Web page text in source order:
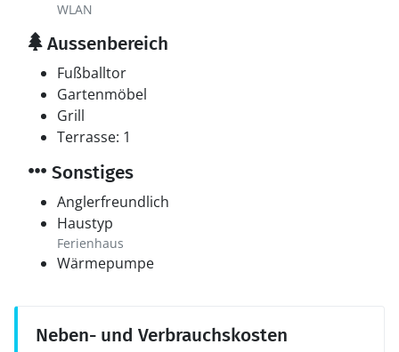
WLAN
Aussenbereich
Fußballtor
Gartenmöbel
Grill
Terrasse: 1
Sonstiges
Anglerfreundlich
Haustyp
Ferienhaus
Wärmepumpe
Neben- und Verbrauchskosten